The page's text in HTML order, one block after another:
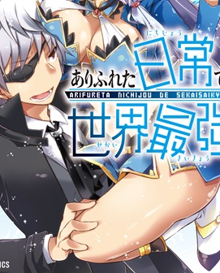
コミックガルド コミッククリエ
リキューレ コミックパルフェ
コミックエッセイ
閉じる